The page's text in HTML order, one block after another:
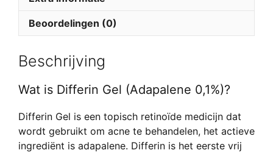
Beoordelingen (0)
Beschrijving
Wat is Differin Gel (Adapalene 0,1%)?
Differin Gel is een topisch retinoïde medicijn dat
wordt gebruikt om acne te behandelen, het actieve
ingrediënt is adapalene. Differin is het eerste vrij